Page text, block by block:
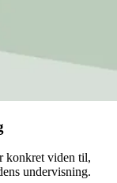
konkret viden til,
undervisning.